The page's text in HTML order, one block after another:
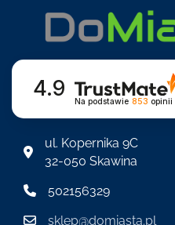
4.9
Na podstawie 853 opinii
ul. Kopernika 9C
32-050 Skawina
502156329
sklep@domiasta.pl